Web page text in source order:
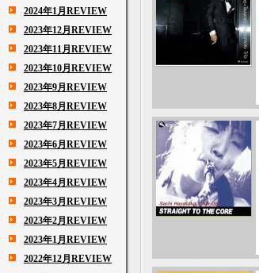
2024年1月REVIEW
2023年12月REVIEW
2023年11月REVIEW
2023年10月REVIEW
2023年9月REVIEW
2023年8月REVIEW
2023年7月REVIEW
2023年6月REVIEW
2023年5月REVIEW
2023年4月REVIEW
2023年3月REVIEW
2023年2月REVIEW
2023年1月REVIEW
2022年12月REVIEW